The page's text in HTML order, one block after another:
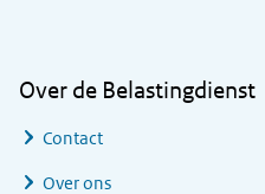
Over de Belastingdienst
Contact
Over ons